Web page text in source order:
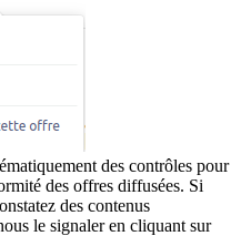
des contrôles pour
des offres diffusées. Si
des contenus
le signaler en cliquant sur